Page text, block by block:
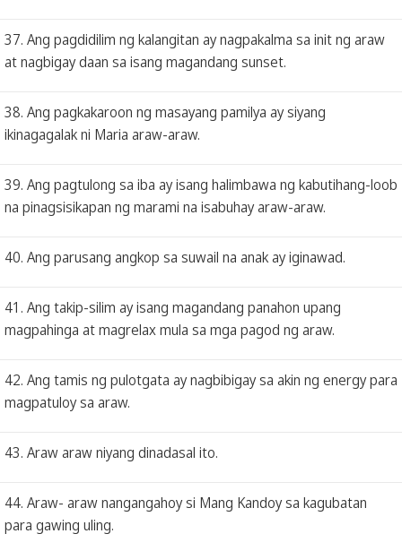
37. Ang pagdidilim ng kalangitan ay nagpakalma sa init ng araw
at nagbigay daan sa isang magandang sunset.
38. Ang pagkakaroon ng masayang pamilya ay siyang
ikinagagalak ni Maria araw-araw.
39. Ang pagtulong sa iba ay isang halimbawa ng kabutihang-loob
na pinagsisikapan ng marami na isabuhay araw-araw.
40. Ang parusang angkop sa suwail na anak ay iginawad.
41. Ang takip-silim ay isang magandang panahon upang
magpahinga at magrelax mula sa mga pagod ng araw.
42. Ang tamis ng pulotgata ay nagbibigay sa akin ng energy para
magpatuloy sa araw.
43. Araw araw niyang dinadasal ito.
44. Araw- araw nangangahoy si Mang Kandoy sa kagubatan
para gawing uling.